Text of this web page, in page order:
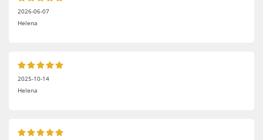
2026-06-07
Helena
2025-10-14
Helena